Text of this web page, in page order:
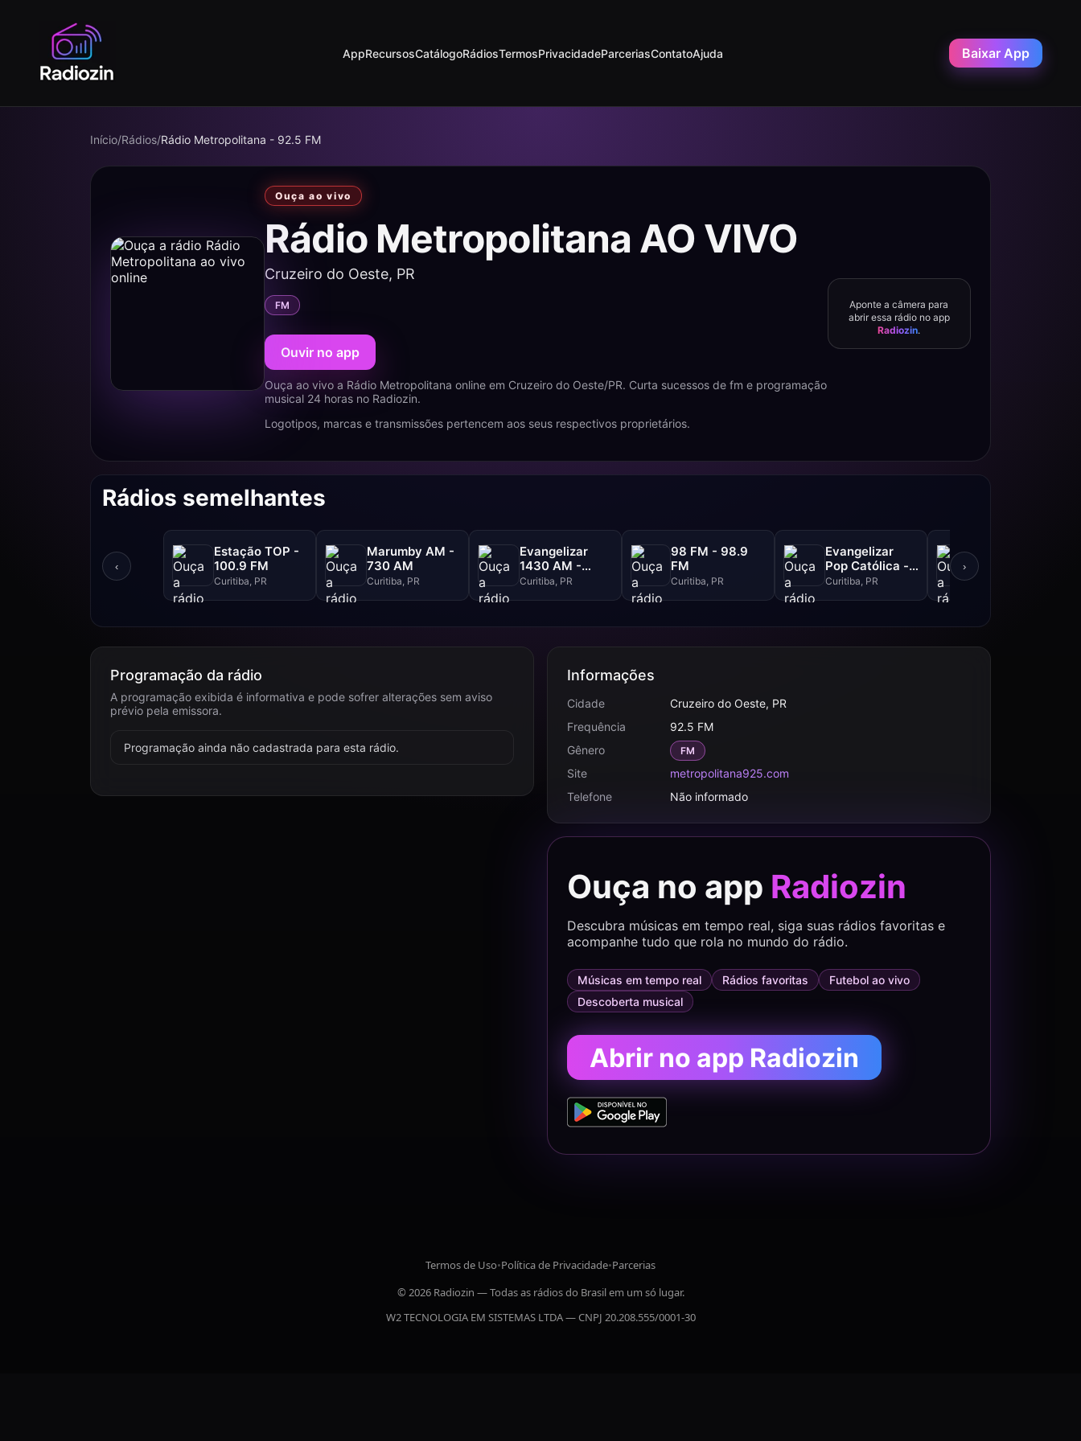
AppRecursosCatálogoRádiosTermosPrivacidadeParceriasContatoAjuda Baixar App
Início/Rádios/Rádio Metropolitana - 92.5 FM
Ouça ao vivo
Rádio Metropolitana AO VIVO
Cruzeiro do Oeste, PR
FM
Ouvir no app
Ouça ao vivo a Rádio Metropolitana online em Cruzeiro do Oeste/PR. Curta sucessos de fm e programação
musical 24 horas no Radiozin.
Logotipos, marcas e transmissões pertencem aos seus respectivos proprietários.
Aponte a câmera para
abrir essa rádio no app
Radiozin.
Rádios semelhantes
‹
Estação TOP -
100.9 FM
Curitiba, PR
Marumby AM -
730 AM
Curitiba, PR
Evangelizar
1430 AM -
1430 AM
Curitiba, PR
98 FM - 98.9
FM
Curitiba, PR
Evangelizar
Pop Católica -
99.5 FM
Curitiba, PR
102.3 FM
›
Programação da rádio
A programação exibida é informativa e pode sofrer alterações sem aviso
prévio pela emissora.
Programação ainda não cadastrada para esta rádio.
Informações
Cidade
Cruzeiro do Oeste, PR
Frequência
92.5 FM
Gênero
FM
Site
metropolitana925.com
Telefone
Não informado
Ouça no app Radiozin
Descubra músicas em tempo real, siga suas rádios favoritas e
acompanhe tudo que rola no mundo do rádio.
Músicas em tempo real Rádios favoritas
Futebol ao vivo
Descoberta musical
Abrir no app Radiozin
Termos de Uso•Política de Privacidade•Parcerias
© 2026 Radiozin — Todas as rádios do Brasil em um só lugar.
W2 TECNOLOGIA EM SISTEMAS LTDA — CNPJ 20.208.555/0001-30